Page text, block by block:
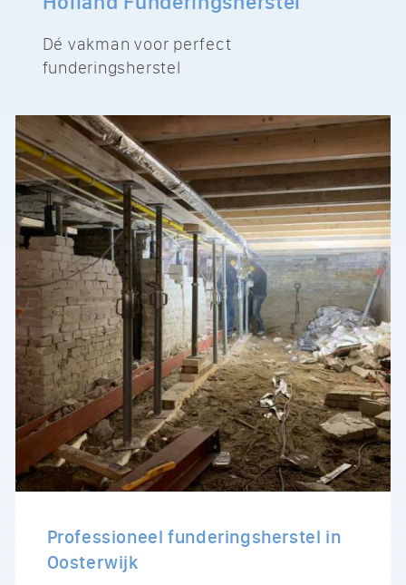
Dé vakman voor perfect
funderingsherstel
Professioneel funderingsherstel in
Oosterwijk